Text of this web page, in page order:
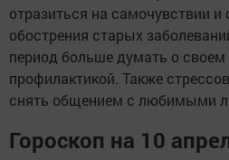
отразиться на самочувствии и
обострения старых
период больше думать о своем
профилактикой. Также
снять общением с любимыми
Гороскоп на 10